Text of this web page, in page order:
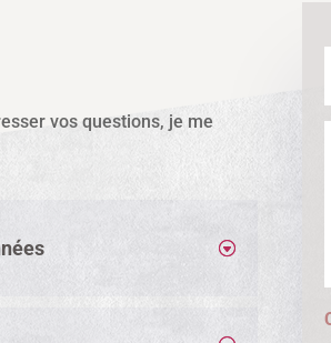
vos questions, je me